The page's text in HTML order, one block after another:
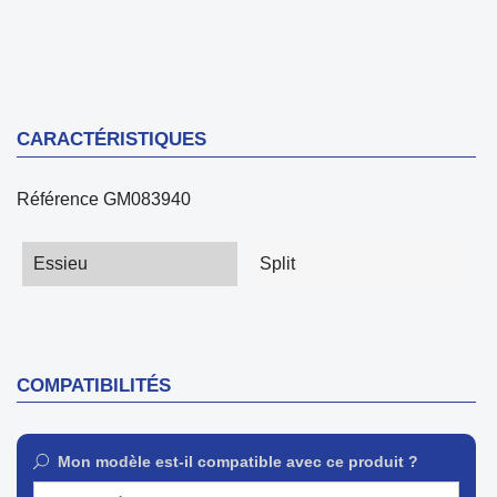
CARACTÉRISTIQUES
Référence GM083940
Essieu Split
COMPATIBILITÉS
Mon modèle est-il compatible avec ce produit ?